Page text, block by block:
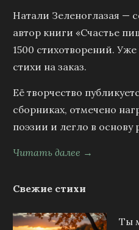
Натали Зеленоглазая —
автор книги «Счастье
1500 стихотворений.
стихи на заказ.
Её творчество
сборниках, отмечено
поэзии и легло в основу
Читать далее →
Свежие стихи
Ты